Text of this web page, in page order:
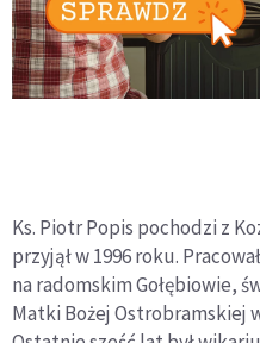
Ks. Piotr Popis pochodzi z
przyjął w 1996 roku.
na radomskim Gołębiowie,
Matki Bożej Ostrobramskiej